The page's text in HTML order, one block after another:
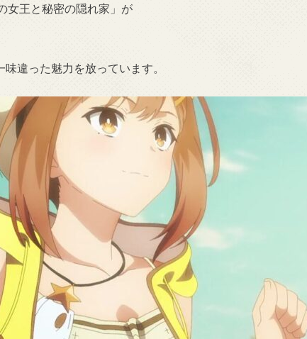
女王と秘密の隠れ家」が
違った魅力を放っています。